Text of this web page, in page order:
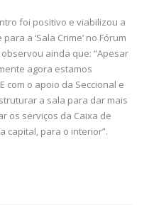
foi positivo e viabilizou a
a ‘Sala Crime’ no Fórum
ainda que: “Apesar
agora estamos
com o apoio da Seccional e
a sala para dar mais
os serviços da Caixa de
capital, para o interior”.